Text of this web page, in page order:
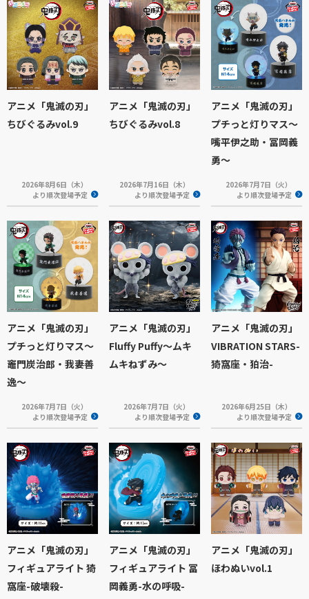
アニメ「鬼滅の刃」
ちびぐるみvol.9
2026年8月6日（木）
より順次登場予定
アニメ「鬼滅の刃」
ちびぐるみvol.8
2026年7月16日（木）
より順次登場予定
アニメ「鬼滅の刃」
プチっと灯りマス～
嘴平伊之助・冨岡義
勇～
2026年7月7日（火）
より順次登場予定
アニメ「鬼滅の刃」
プチっと灯りマス～
竈門炭治郎・我妻善
逸～
2026年7月7日（火）
より順次登場予定
アニメ「鬼滅の刃」
Fluffy Puffy～ムキ
ムキねずみ～
2026年7月7日（火）
より順次登場予定
アニメ「鬼滅の刃」
VIBRATION STARS-
猗窩座・狛治-
2026年6月25日（木）
より順次登場予定
アニメ「鬼滅の刃」
フィギュアライト 猗
窩座-破壊殺-
アニメ「鬼滅の刃」
フィギュアライト 冨
岡義勇-水の呼吸-
アニメ「鬼滅の刃」
ほわぬいvol.1